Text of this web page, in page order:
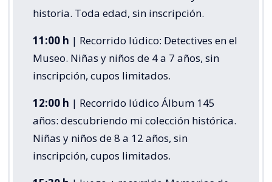
historia. Toda edad, sin inscripción.
11:00 h | Recorrido lúdico: Detectives en el
Museo. Niñas y niños de 4 a 7 años, sin
inscripción, cupos limitados.
12:00 h | Recorrido lúdico Álbum 145
años: descubriendo mi colección histórica.
Niñas y niños de 8 a 12 años, sin
inscripción, cupos limitados.